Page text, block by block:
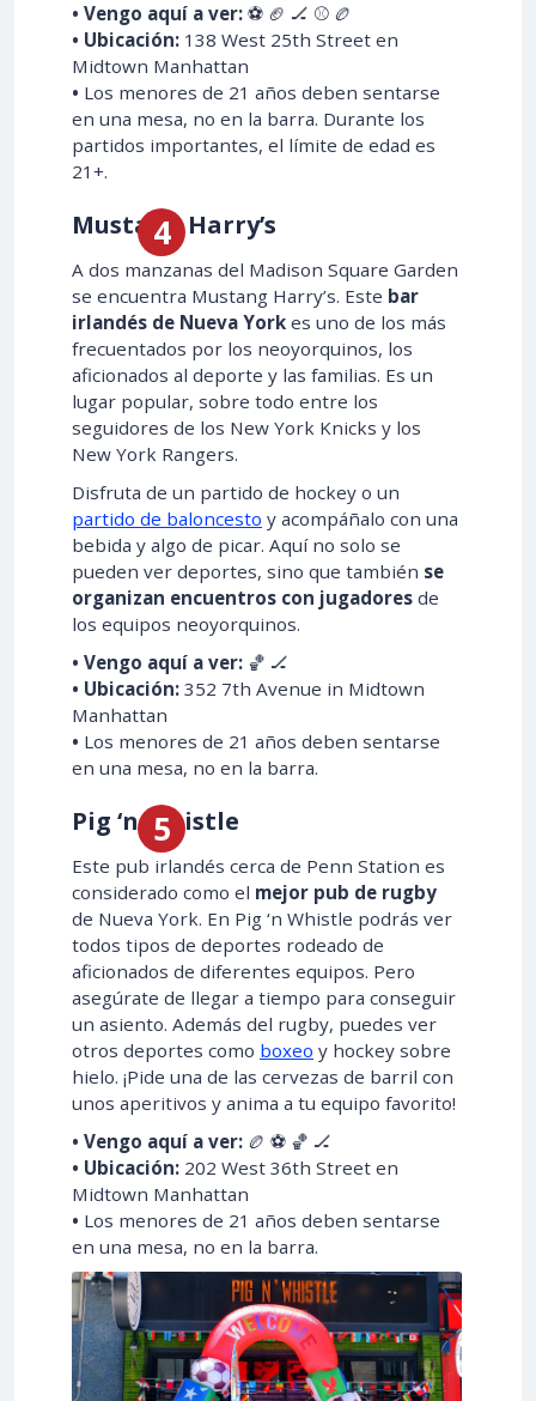
• Vengo aquí a ver: ⚽ 🏈 🏒 ⚾ 🏉
• Ubicación: 138 West 25th Street en
Midtown Manhattan
• Los menores de 21 años deben sentarse
en una mesa, no en la barra. Durante los
partidos importantes, el límite de edad es
21+.
Mustang Harry’s
A dos manzanas del Madison Square Garden
se encuentra Mustang Harry’s. Este bar
irlandés de Nueva York es uno de los más
frecuentados por los neoyorquinos, los
aficionados al deporte y las familias. Es un
lugar popular, sobre todo entre los
seguidores de los New York Knicks y los
New York Rangers.
Disfruta de un partido de hockey o un
partido de baloncesto y acompáñalo con una
bebida y algo de picar. Aquí no solo se
pueden ver deportes, sino que también se
organizan encuentros con jugadores de
los equipos neoyorquinos.
• Vengo aquí a ver: 🏀 🏒
• Ubicación: 352 7th Avenue in Midtown
Manhattan
• Los menores de 21 años deben sentarse
en una mesa, no en la barra.
Pig ‘n Whistle
Este pub irlandés cerca de Penn Station es
considerado como el mejor pub de rugby
de Nueva York. En Pig ‘n Whistle podrás ver
todos tipos de deportes rodeado de
aficionados de diferentes equipos. Pero
asegúrate de llegar a tiempo para conseguir
un asiento. Además del rugby, puedes ver
otros deportes como boxeo y hockey sobre
hielo. ¡Pide una de las cervezas de barril con
unos aperitivos y anima a tu equipo favorito!
• Vengo aquí a ver: 🏉 ⚽ 🏀 🏒
• Ubicación: 202 West 36th Street en
Midtown Manhattan
• Los menores de 21 años deben sentarse
en una mesa, no en la barra.